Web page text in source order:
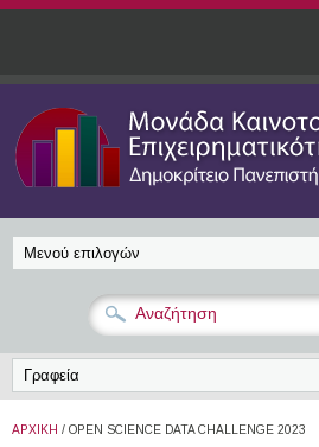
Παράκαμψη προς το κυρίως περιεχόμενο
ΑΡΧΙΚΉ / OPEN SCIENCE DATA CHALLENGE 2023